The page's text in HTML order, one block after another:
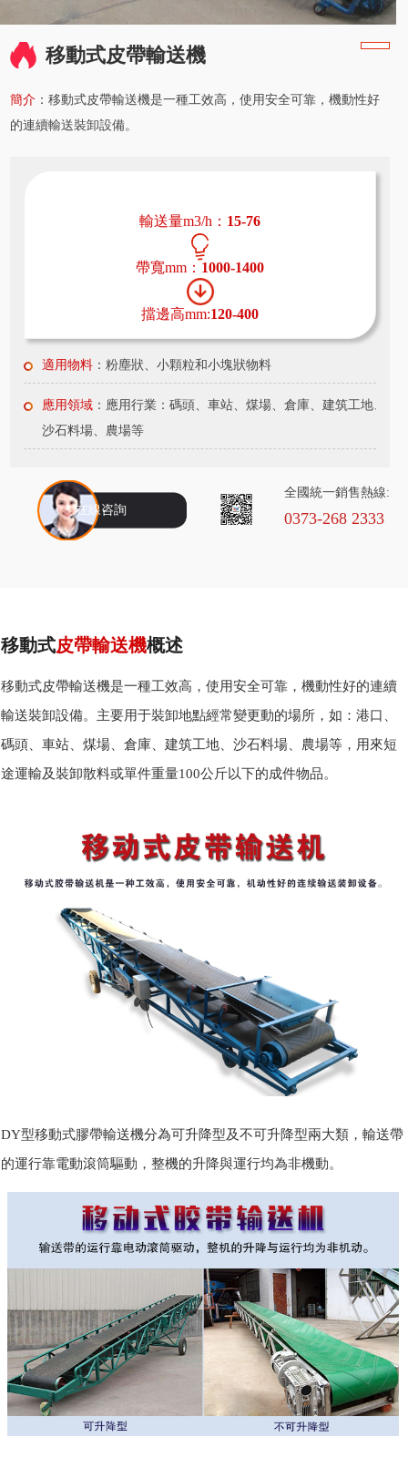
移動式皮帶輸送機
簡介 ：移動式皮帶輸送機是一種工效高，使用安全可靠，機動性好
的連續輸送裝卸設備。
輸送量m3/h： 15-76
帶寬mm： 1000-1400
擋邊高mm:120-400
適用物料 ：粉塵狀、小顆粒和小塊狀物料
應用領域 ：應用行業：碼頭、車站、煤場、倉庫、建筑工地、
沙石料場、農場等
全國統一銷售熱線:
0373-268 2333
在線咨詢
移動式皮帶輸送機概述
移動式皮帶輸送機是一種工效高，使用安全可靠，機動性好的連續
輸送裝卸設備。主要用于裝卸地點經常變更動的場所，如：港口、
碼頭、車站、煤場、倉庫、建筑工地、沙石料場、農場等，用來短
途運輸及裝卸散料或單件重量100公斤以下的成件物品。
DY型移動式膠帶輸送機分為可升降型及不可升降型兩大類，輸送帶
的運行靠電動滾筒驅動，整機的升降與運行均為非機動。